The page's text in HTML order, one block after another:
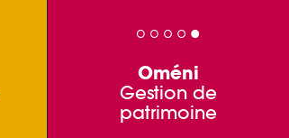
Oméni
Gestion de
patrimoine